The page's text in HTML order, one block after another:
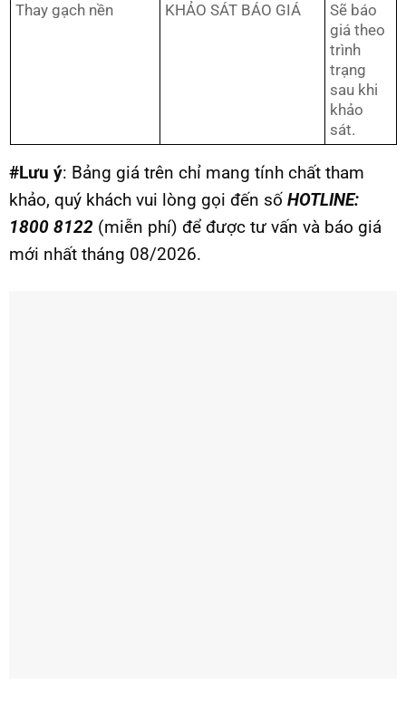
Thay gạch nền
KHẢO SÁT BÁO GIÁ
Sẽ báo
giá theo
trình
trạng
sau khi
khảo
sát.
#Lưu ý: Bảng giá trên chỉ mang tính chất tham
khảo, quý khách vui lòng gọi đến số HOTLINE:
1800 8122 (miễn phí) để được tư vấn và báo giá
mới nhất tháng 08/2026.